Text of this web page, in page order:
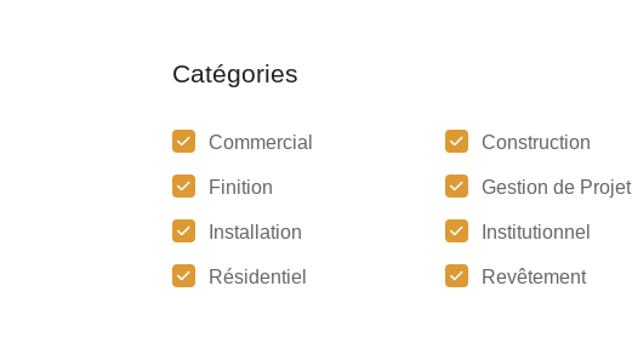
Catégories
Commercial Construction
Finition Gestion de Projet
Installation Institutionnel
Résidentiel Revêtement